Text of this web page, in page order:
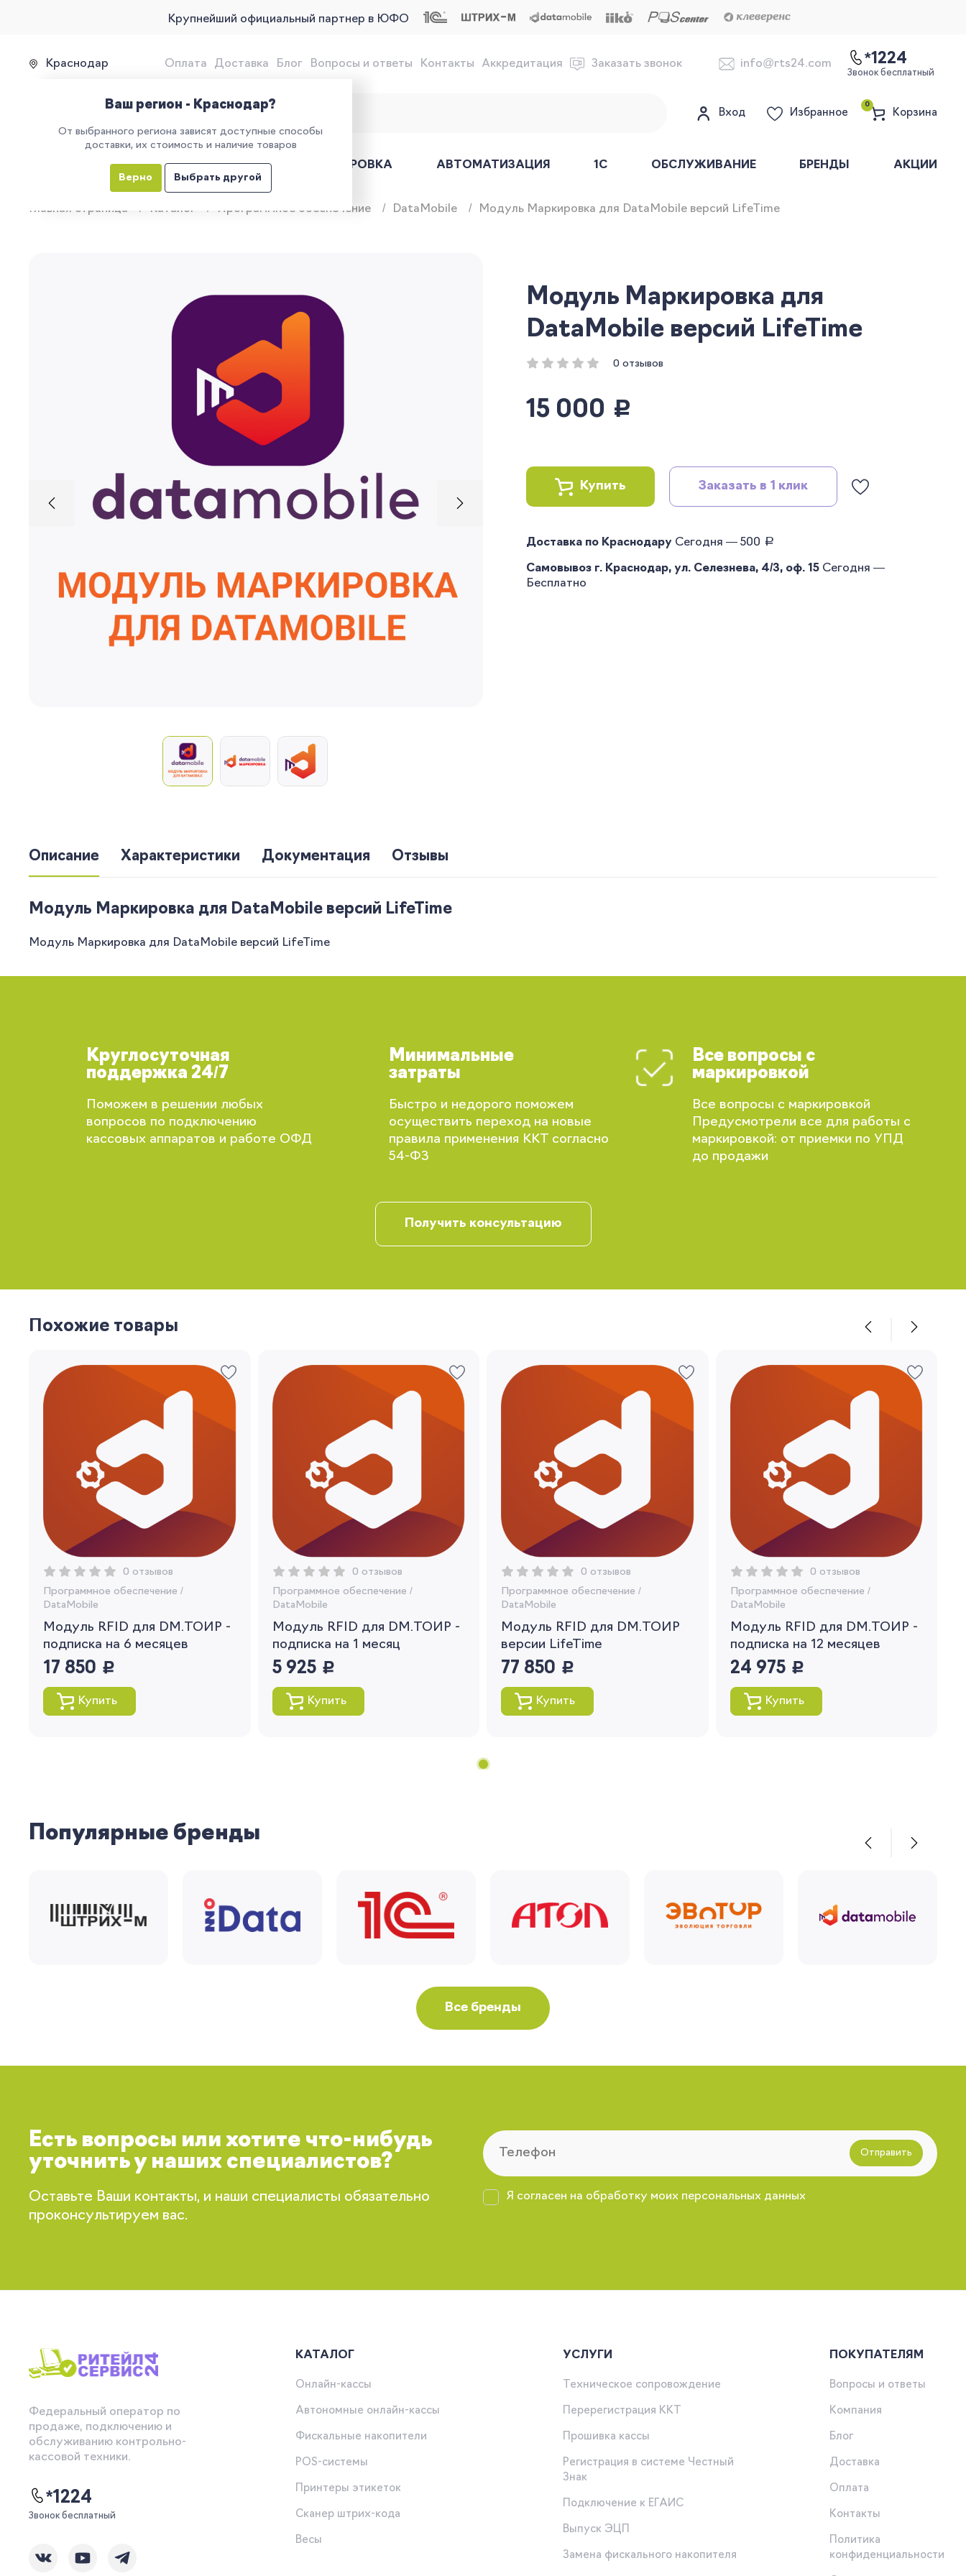
Крупнейший официальный партнер в ЮФО
Краснодар Оплата Доставка Блог Вопросы и ответы Контакты Аккредитация Заказать звонок info@rts24.com *1224
Звонок бесплатный
Продажа, подключение и обслуживание онлайн-касс
Вход Избранное
0
Корзина
УСЛУГИ ЕГАИС МАРКИРОВКА АВТОМАТИЗАЦИЯ 1С ОБСЛУЖИВАНИЕ БРЕНДЫ АКЦИИ
Главная страница Каталог Программное обеспечение DataMobile Модуль Маркировка для DataMobile версий LifeTime
Модуль Маркировка для
DataMobile версий LifeTime
0 отзывов
15 000 руб.
Купить Заказать в 1 клик
Доставка по Краснодару Сегодня — 500 руб.
Самовывоз г. Краснодар, ул. Селезнева, 4/3, оф. 15 Сегодня —
Бесплатно
Описание Характеристики Документация Отзывы
Модуль Маркировка для DataMobile версий LifeTime
Модуль Маркировка для DataMobile версий LifeTime
Круглосуточная
поддержка 24/7
Поможем в решении любых
вопросов по подключению
кассовых аппаратов и работе ОФД
Минимальные
затраты
Быстро и недорого поможем
осуществить переход на новые
правила применения ККТ согласно
54-ФЗ
Все вопросы с
маркировкой
Все вопросы с маркировкой
Предусмотрели все для работы с
маркировкой: от приемки по УПД
до продажи
Получить консультацию
Похожие товары
0 отзывов
Программное обеспечение /
DataMobile
Модуль RFID для DM.ТОИР -
подписка на 6 месяцев
17 850 руб.
Купить
0 отзывов
Программное обеспечение /
DataMobile
Модуль RFID для DM.ТОИР -
подписка на 1 месяц
5 925 руб.
Купить
0 отзывов
Программное обеспечение /
DataMobile
Модуль RFID для DM.ТОИР
версии LifeTime
77 850 руб.
Купить
0 отзывов
Программное обеспечение /
DataMobile
Модуль RFID для DM.ТОИР -
подписка на 12 месяцев
24 975 руб.
Купить
Популярные бренды
Все бренды
Есть вопросы или хотите что-нибудь
уточнить у наших специалистов?
Оставьте Ваши контакты, и наши специалисты обязательно
проконсультируем вас.
Отправить
Я согласен на обработку моих персональных данных
Федеральный оператор по
продаже, подключению и
обслуживанию контрольно-
кассовой техники.
*1224
Звонок бесплатный
КАТАЛОГ
Онлайн-кассы
Автономные онлайн-кассы
Фискальные накопители
POS-системы
Принтеры этикеток
Сканер штрих-кода
Весы
УСЛУГИ
Техническое сопровождение
Перерегистрация ККТ
Прошивка кассы
Регистрация в системе Честный
Знак
Подключение к ЕГАИС
Выпуск ЭЦП
Замена фискального накопителя
ПОКУПАТЕЛЯМ
Вопросы и ответы
Компания
Блог
Доставка
Оплата
Контакты
Политика
конфиденциальности
Вы сможете отслеживать статус своих
заказов и получать индивидуальные
Я согласен на обработку моих
персональных данных
Вернуться
Забыли свой пароль?
Вы сможете отслеживать статус своих
заказов и получать индивидуальные
рекомендации
Ваш регион - Краснодар?
От выбранного региона зависят доступные способы
доставки, их стоимость и наличие товаров
Верно Выбрать другой